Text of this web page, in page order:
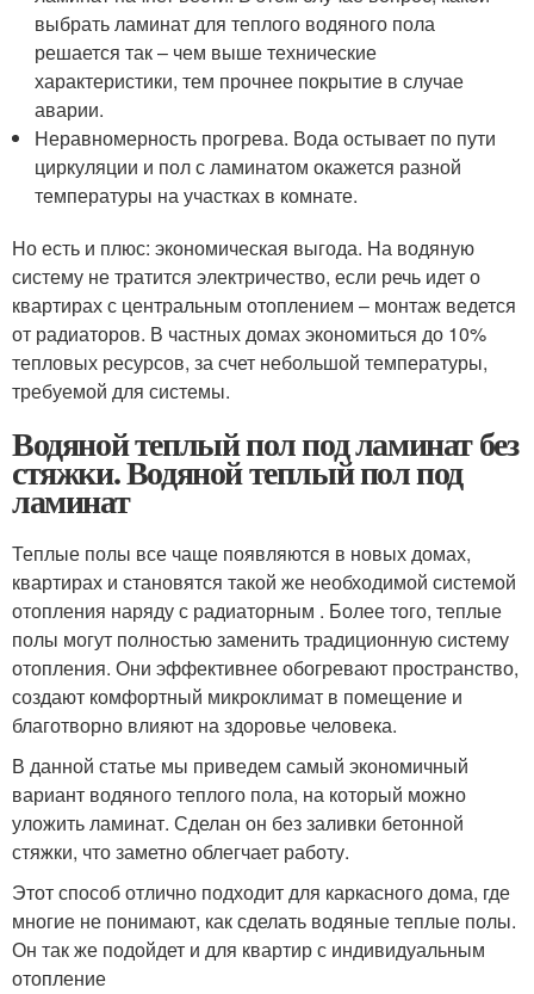
выбрать ламинат для теплого водяного пола
решается так – чем выше технические
характеристики, тем прочнее покрытие в случае
аварии.
Неравномерность прогрева. Вода остывает по пути
циркуляции и пол с ламинатом окажется разной
температуры на участках в комнате.
Но есть и плюс: экономическая выгода. На водяную
систему не тратится электричество, если речь идет о
квартирах с центральным отоплением – монтаж ведется
от радиаторов. В частных домах экономиться до 10%
тепловых ресурсов, за счет небольшой температуры,
требуемой для системы.
Водяной теплый пол под ламинат без
стяжки. Водяной теплый пол под
ламинат
Теплые полы все чаще появляются в новых домах,
квартирах и становятся такой же необходимой системой
отопления наряду с радиаторным . Более того, теплые
полы могут полностью заменить традиционную систему
отопления. Они эффективнее обогревают пространство,
создают комфортный микроклимат в помещение и
благотворно влияют на здоровье человека.
В данной статье мы приведем самый экономичный
вариант водяного теплого пола, на который можно
уложить ламинат. Сделан он без заливки бетонной
стяжки, что заметно облегчает работу.
Этот способ отлично подходит для каркасного дома, где
многие не понимают, как сделать водяные теплые полы.
Он так же подойдет и для квартир с индивидуальным
отопление